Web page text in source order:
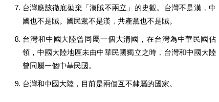
台灣應該徹底拋棄「漢賊不兩立」的史觀。台灣不是漢，中
國也不是賊。國民黨不是漢，共產黨也不是賊。
台灣和中國大陸曾同屬一個大清國，在台灣為中華民國佔
領，中國大陸地區未由中華民國獨立之時，台灣和中國大陸
曾同屬一個中華民國。
台灣和中國大陸，目前是兩個互不隸屬的國家。